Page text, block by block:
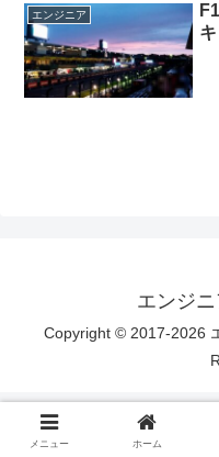
エンジニア
エンジ
Copyright © 2017-2026
メニュー ホーム